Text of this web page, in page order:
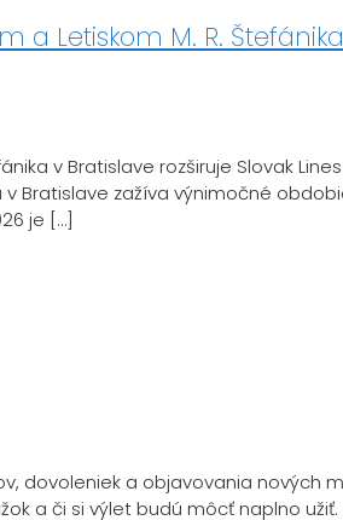
a Letiskom M. R.
v Bratislave rozširuje Slovak
Bratislave zažíva výnimočné
je […]
dovoleniek a objavovania nových
a či si výlet budú môcť naplno užiť.